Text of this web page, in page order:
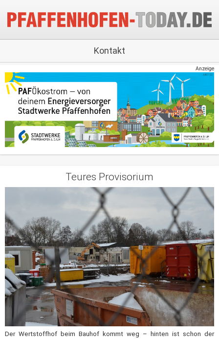
Kontakt
Anzeige
Teures Provisorium
Der Wertstoffhof beim Bauhof kommt weg – hinten ist schon der